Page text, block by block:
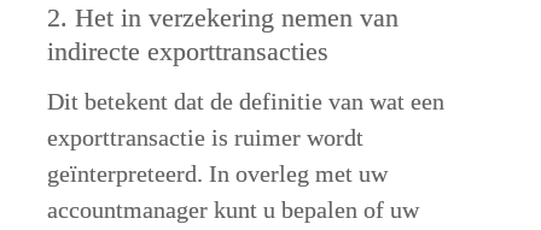
2. Het in verzekering nemen van
indirecte exporttransacties
Dit betekent dat de definitie van wat een
exporttransactie is ruimer wordt
geïnterpreteerd. In overleg met uw
accountmanager kunt u bepalen of uw